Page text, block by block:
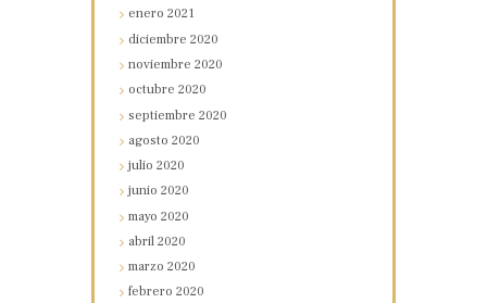
enero2021
diciembre2020
noviembre2020
octubre2020
septiembre2020
agosto2020
julio2020
junio2020
mayo2020
abril2020
marzo2020
febrero2020